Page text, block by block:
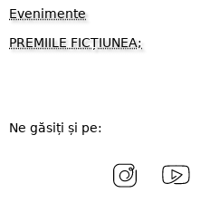
Evenimente
PREMIILE FICȚIUNEA;
Ne găsiți și pe: